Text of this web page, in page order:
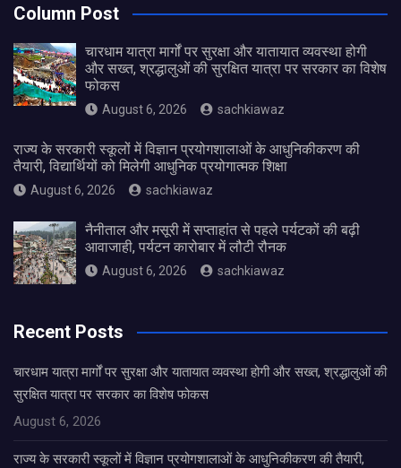
Column Post
चारधाम यात्रा मार्गों पर सुरक्षा और यातायात व्यवस्था होगी
और सख्त, श्रद्धालुओं की सुरक्षित यात्रा पर सरकार का विशेष
फोकस
August 6, 2026 sachkiawaz
राज्य के सरकारी स्कूलों में विज्ञान प्रयोगशालाओं के आधुनिकीकरण की
तैयारी, विद्यार्थियों को मिलेगी आधुनिक प्रयोगात्मक शिक्षा
August 6, 2026 sachkiawaz
नैनीताल और मसूरी में सप्ताहांत से पहले पर्यटकों की बढ़ी
आवाजाही, पर्यटन कारोबार में लौटी रौनक
August 6, 2026 sachkiawaz
Recent Posts
चारधाम यात्रा मार्गों पर सुरक्षा और यातायात व्यवस्था होगी और सख्त, श्रद्धालुओं की
सुरक्षित यात्रा पर सरकार का विशेष फोकस
August 6, 2026
राज्य के सरकारी स्कूलों में विज्ञान प्रयोगशालाओं के आधुनिकीकरण की तैयारी,